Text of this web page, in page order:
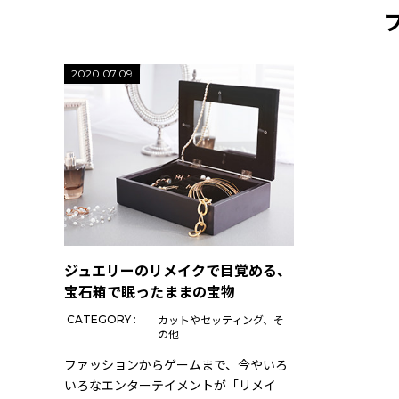
2020.07.09
ジュエリーのリメイクで目覚める、
宝石箱で眠ったままの宝物
CATEGORY : カットやセッティング
そ
の他
ファッションからゲームまで、今やいろ
いろなエンターテイメントが「リメイ